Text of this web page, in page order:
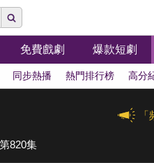
免費戲劇 爆款短劇
同步熱播 熱門排行榜 高分
820集